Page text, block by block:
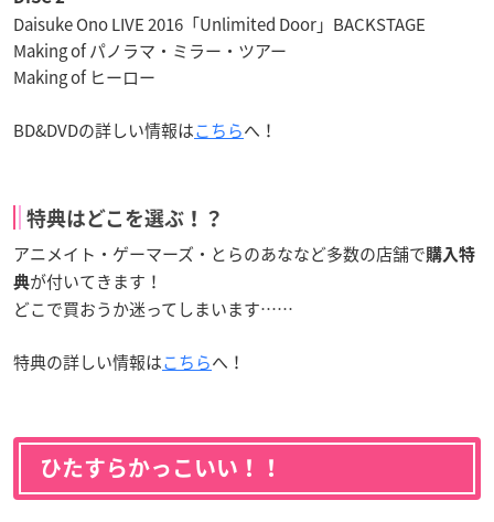
Daisuke Ono LIVE 2016「Unlimited Door」BACKSTAGE
Making of パノラマ・ミラー・ツアー
Making of ヒーロー
BD&DVDの詳しい情報はこちらへ！
特典はどこを選ぶ！？
アニメイト・ゲーマーズ・とらのあななど多数の店舗で購入特
典が付いてきます！
どこで買おうか迷ってしまいます……
特典の詳しい情報はこちらへ！
ひたすらかっこいい！！